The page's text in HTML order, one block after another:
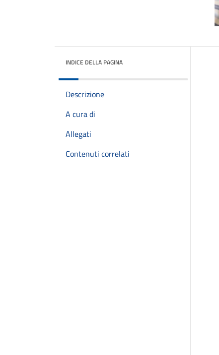
INDICE DELLA PAGINA
Descrizione
A cura di
Allegati
Contenuti correlati